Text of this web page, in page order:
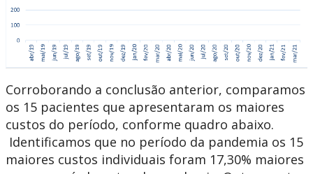
Corroborando a conclusão anterior, comparamos
os 15 pacientes que apresentaram os maiores
custos do período, conforme quadro abaixo.
Identificamos que no período da pandemia os 15
maiores custos individuais foram 17,30% maiores